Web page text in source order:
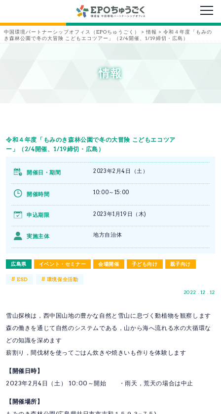
メニ
中国環境パートナーシップオフィス（EPOちゅうごく） > 情報 > 令和４年度「もみの
き森林公園で冬の大冒険 こどもエコツアー」（2/4開催、1/19締切・広島）
情報
令和４年度「もみのき森林公園で冬の大冒険 こどもエコツア
ー」（2/4開催、1/19締切・広島）
広島県 イベント・セミナー 会場開催 子ども向け 親子向け
2022 . 12 . 12
開催日・期間 2023年2月4日（土）
開催時間 10:00～15:00
申込期限 2023年1月19日（木)
実施主体 地方自治体
#ESD # 環境保全活動
雪山探検は，西中国山地の豊かな自然と雪山に息づく動植物を観察します
森の働きを通じて自然のシステムである，山から海へ流れる水の大循環な
どの知識を深めます
薪割り，間伐材を使ってごはん炊きや焼きいも作りを体験します
【開催日時】
2023年2月4日（土） 10:00～開始 ・雨天，荒天の場合は中止
【開催場所】